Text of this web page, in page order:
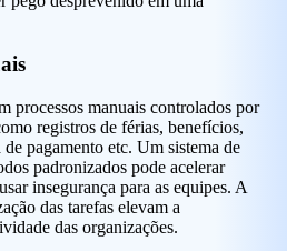
processos manuais controlados por
registros de férias, benefícios,
pagamento etc. Um sistema de
padronizados pode acelerar
insegurança para as equipes. A
das tarefas elevam a
das organizações.